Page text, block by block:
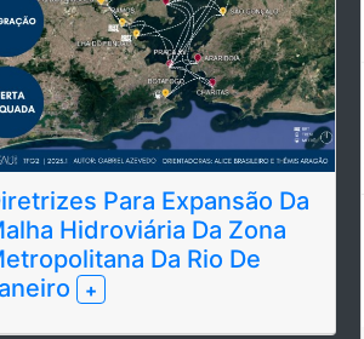
Para Expansão Da
Hidroviária Da Zona
Da Rio De
+